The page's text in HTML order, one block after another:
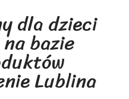
dla dzieci
bazie
Lublina